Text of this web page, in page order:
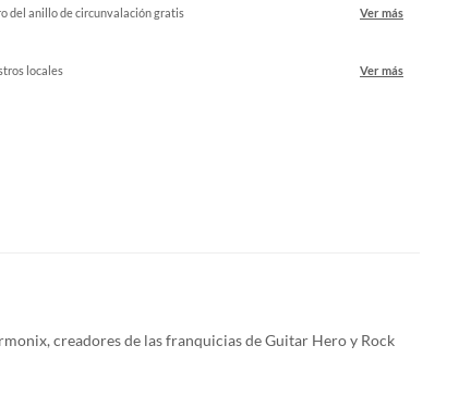
del anillo de circunvalación gratis Ver más
locales Ver más
creadores de las franquicias de Guitar Hero y Rock